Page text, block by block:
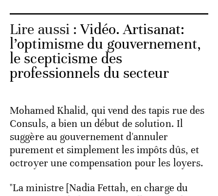
Lire aussi :Vidéo. Artisanat:
l’optimisme du gouvernement,
le scepticisme des
professionnels du secteur
Mohamed Khalid, qui vend des tapis rue des
Consuls, a bien un début de solution. Il
suggère au gouvernement d'annuler
purement et simplement les impôts dûs, et
octroyer une compensation pour les loyers.
"La ministre [Nadia Fettah, en charge du